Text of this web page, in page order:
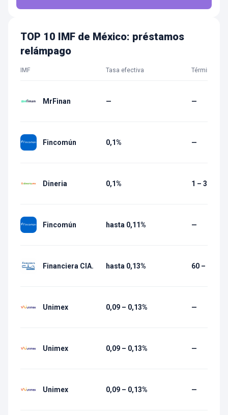
TOP 10 IMF de México: préstamos
relámpago
IMF Tasa efectiva Término
MrFinan — —
Fincomún 0,1% —
Dineria 0,1% 1 – 30 días
Fincomún hasta 0,11% —
Financiera CIA. hasta 0,13% 60 – 1 080
Unimex 0,09 – 0,13% —
Unimex 0,09 – 0,13% —
Unimex 0,09 – 0,13% —